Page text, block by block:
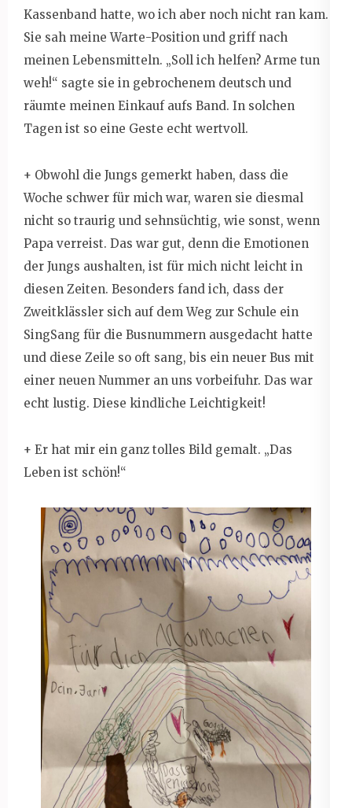
Kassenband hatte, wo ich aber noch nicht ran kam.
Sie sah meine Warte-Position und griff nach
meinen Lebensmitteln. „Soll ich helfen? Arme tun
weh!“ sagte sie in gebrochenem deutsch und
räumte meinen Einkauf aufs Band. In solchen
Tagen ist so eine Geste echt wertvoll.
+ Obwohl die Jungs gemerkt haben, dass die
Woche schwer für mich war, waren sie diesmal
nicht so traurig und sehnsüchtig, wie sonst, wenn
Papa verreist. Das war gut, denn die Emotionen
der Jungs aushalten, ist für mich nicht leicht in
diesen Zeiten. Besonders fand ich, dass der
Zweitklässler sich auf dem Weg zur Schule ein
SingSang für die Busnummern ausgedacht hatte
und diese Zeile so oft sang, bis ein neuer Bus mit
einer neuen Nummer an uns vorbeifuhr. Das war
echt lustig. Diese kindliche Leichtigkeit!
+ Er hat mir ein ganz tolles Bild gemalt. „Das
Leben ist schön!“